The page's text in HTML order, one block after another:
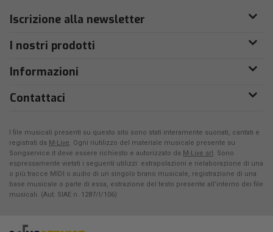
Iscrizione alla newsletter
I nostri prodotti
Informazioni
Contattaci
I file musicali presenti su questo sito sono stati interamente suonati, cantati e
registrati da M-Live. Ogni riutilizzo del materiale musicale presente su
Songservice.it deve essere richiesto e autorizzato da M-Live srl. Sono
espressamente vietati i seguenti utilizzi: estrapolazioni e rielaborazione di una
o più tracce MIDI o audio di un singolo brano musicale, registrazione di una
base musicale o parte di essa, estrazione del testo presente all'interno dei file
musicali. (Aut. SIAE n. 1287/I/106)